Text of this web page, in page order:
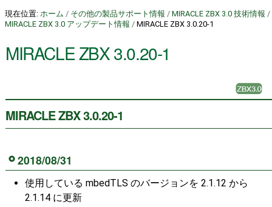
現在位置: ホーム / その他の製品サポート情報 / MIRACLE ZBX 3.0 技術情報 /
MIRACLE ZBX 3.0 アップデート情報 / MIRACLE ZBX 3.0.20-1
MIRACLE ZBX 3.0.20-1
MIRACLE ZBX 3.0.20-1
2018/08/31
使用している mbedTLS のバージョンを 2.1.12 から
2.1.14 に更新